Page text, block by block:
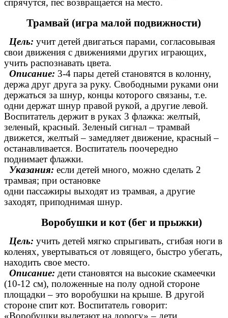
Трамвай (игра малой подвижности)
Цель: учит детей двигаться парами, согласовывая
свои движения с движениями других играющих,
учить распознавать цвета.
Описание: 3-4 пары детей становятся в колонну,
держа друг друга за руку. Свободными руками они
держаться за шнур, концы которого связаны, т.е.
одни держат шнур правой рукой, а другие левой.
Воспитатель держит в руках 3 флажка: желтый,
зеленый, красный. Зеленый сигнал – трамвай
движется, желтый – замедляет движение, красный –
останавливается. Воспитатель поочередно
поднимает флажки.
Указания: если детей много, можно сделать 2
трамвая; при остановке
одни пассажиры выходят из трамвая, а другие
заходят, приподнимая шнур.
Воробушки и кот (бег и прыжки)
Цель: учить детей мягко спрыгивать, сгибая ноги в
коленях, увертываться от ловящего, быстро убегать,
находить свое место.
Описание: дети становятся на высокие скамеечки
(10-12 см), положенные на полу одной стороне
площадки – это воробушки на крыше. В другой
стороне спит кот. Воспитатель говорит:
«Воробушки вылетают на дорогу» – дети